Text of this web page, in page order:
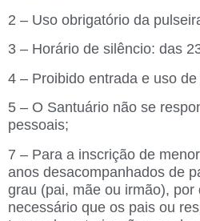
2 – Uso obrigatório da
3 – Horário de silêncio: das
4 – Proibido entrada e uso
5 – O Santuário não se
pessoais;
7 – Para a inscrição de
anos desacompanhados de
grau (pai, mãe ou irmão),
necessário que os pais ou